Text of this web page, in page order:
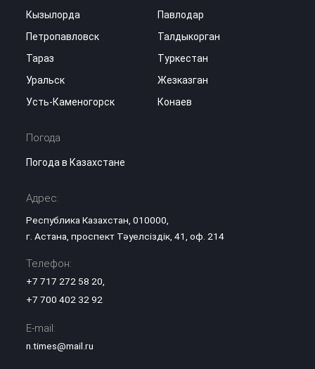
Кызылорда
Павлодар
Петропавловск
Талдыкорган
Тараз
Туркестан
Уральск
Жезказган
Усть-Каменогорск
Конаев
Погода
Погода в Казахстане
Адрес:
Республика Казахстан, 010000,
г. Астана, проспект Тәуелсіздік, 41, оф. 214
Телефон:
+7 717 272 58 20
+7 700 402 32 92
E-mail:
n.times@mail.ru